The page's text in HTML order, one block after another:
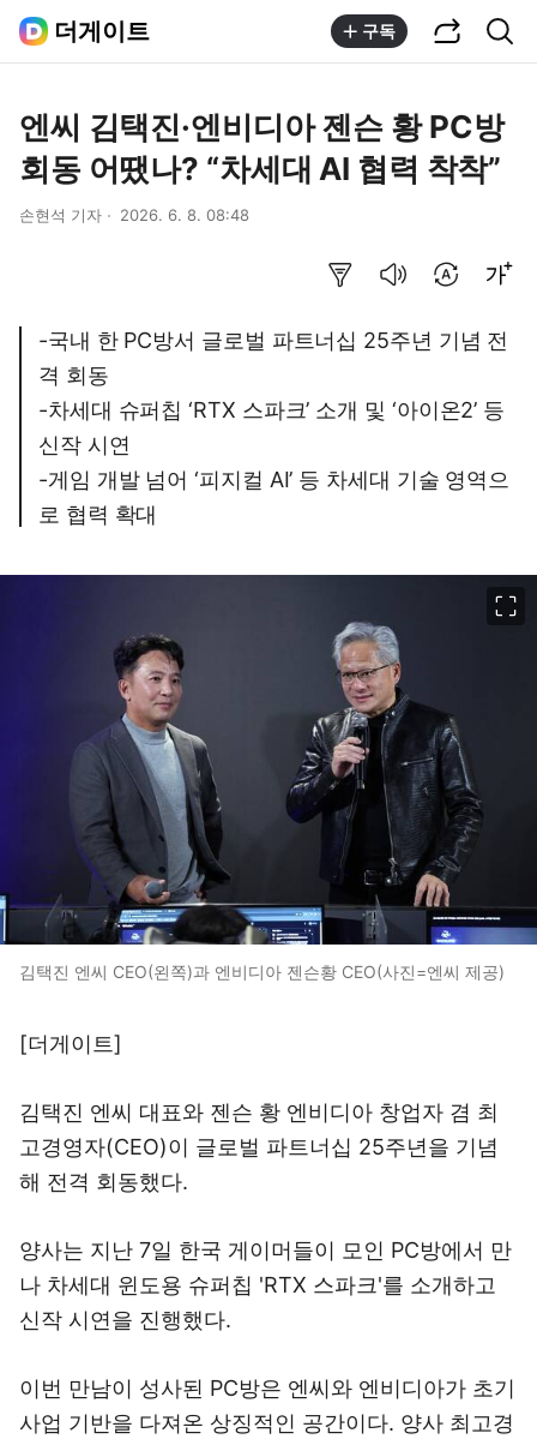
더게이트 구독
엔씨 김택진·엔비디아 젠슨 황 PC방
회동 어땠나? “차세대 AI 협력 착착”
손현석 기자 2026. 6. 8. 08:48
-국내 한 PC방서 글로벌 파트너십 25주년 기념 전
격 회동
-차세대 슈퍼칩 ‘RTX 스파크’ 소개 및 ‘아이온2’ 등
신작 시연
-게임 개발 넘어 ‘피지컬 AI’ 등 차세대 기술 영역으
로 협력 확대
김택진 엔씨 CEO(왼쪽)과 엔비디아 젠슨황 CEO(사진=엔씨 제공)
[더게이트]
김택진 엔씨 대표와 젠슨 황 엔비디아 창업자 겸 최
고경영자(CEO)이 글로벌 파트너십 25주년을 기념
해 전격 회동했다.
양사는 지난 7일 한국 게이머들이 모인 PC방에서 만
나 차세대 윈도용 슈퍼칩 'RTX 스파크'를 소개하고
신작 시연을 진행했다.
이번 만남이 성사된 PC방은 엔씨와 엔비디아가 초기
사업 기반을 다져온 상징적인 공간이다. 양사 최고경